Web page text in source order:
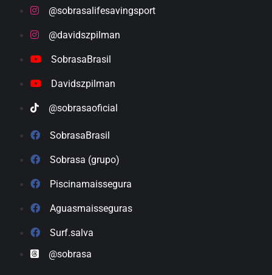
@sobrasalifesavingsport
@davidszpilman
SobrasaBrasil
Davidszpilman
@sobrasaoficial
SobrasaBrasil
Sobrasa (grupo)
Piscinamaissegura
Aguasmaisseguras
Surf.salva
@sobrasa